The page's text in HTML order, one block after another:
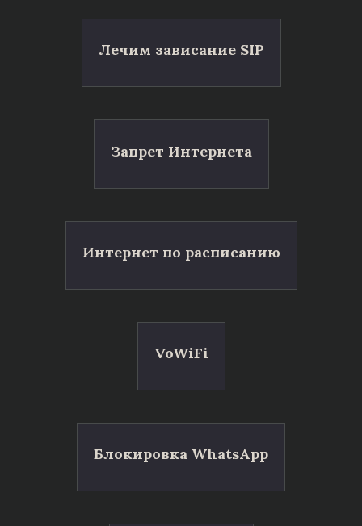
Лечим зависание SIP
Запрет Интернета
Интернет по расписанию
VoWiFi
Блокировка WhatsApp